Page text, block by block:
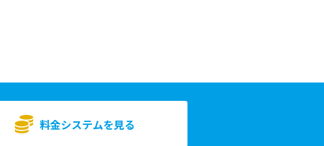
料金システムを見る